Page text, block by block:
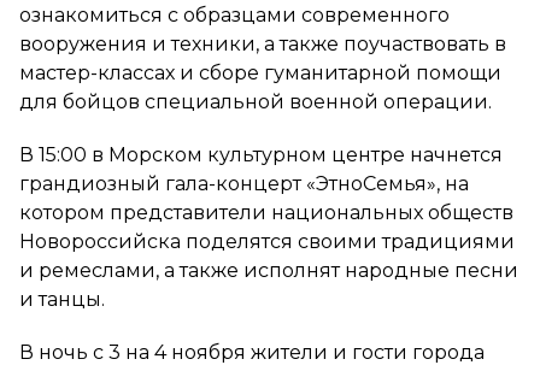
ознакомиться с образцами современного
вооружения и техники, а также поучаствовать в
мастер-классах и сборе гуманитарной помощи
для бойцов специальной военной операции.
В 15:00 в Морском культурном центре начнется
грандиозный гала-концерт «ЭтноСемья», на
котором представители национальных обществ
Новороссийска поделятся своими традициями
и ремеслами, а также исполнят народные песни
и танцы.
В ночь с 3 на 4 ноября жители и гости города